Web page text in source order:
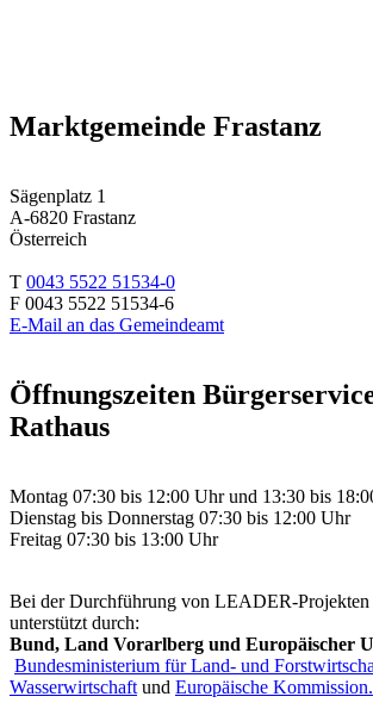
Marktgemeinde Frastanz
Sägenplatz 1
A-6820 Frastanz
Österreich
T 0043 5522 51534-0
F 0043 5522 51534-6
E-Mail an das Gemeindeamt
Öffnungszeiten
Rathaus
Montag 07:30 bis 12:00 Uhr und 13:30 bis
Dienstag bis Donnerstag 07:30 bis 12:00 Uhr
Freitag 07:30 bis 13:00 Uhr
Bei der Durchführung von LEADER-
unterstützt durch:
Bund, Land Vorarlberg und Europäischer
Bundesministerium für Land- und
Wasserwirtschaft und Europäische Kommission.